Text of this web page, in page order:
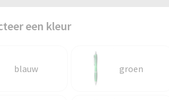
een kleur
blauw groen